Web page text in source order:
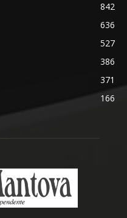
842
636
527
386
371
166